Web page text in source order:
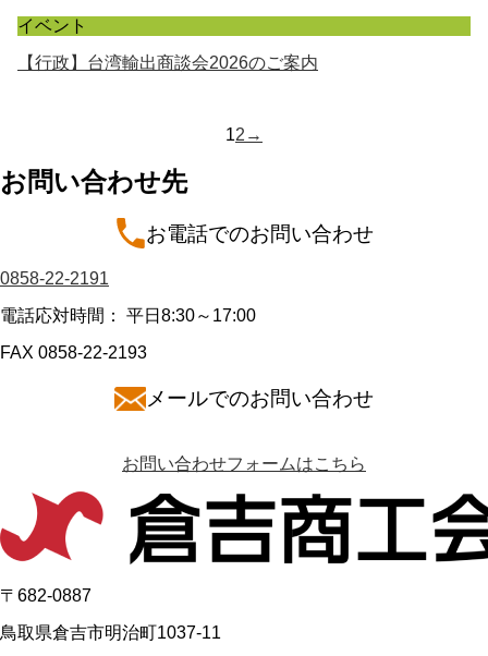
イベント
【行政】台湾輸出商談会2026のご案内
稿
の
ジ
送
り
12 →
お問い合わせ先
お電話でのお問い合わせ
0858-22-2191
電話応対時間： 平日8:30～17:00
FAX 0858-22-2193
メールでのお問い合わせ
お問い合わせフォームはこちら
〒682-0887
鳥取県倉吉市明治町1037-11